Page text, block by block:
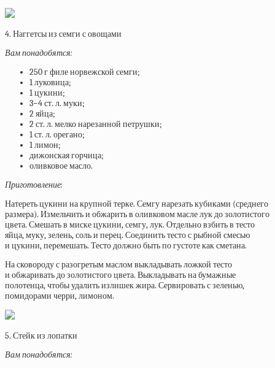
4. Наггетсы из семги с овощами
Вам понадобятся:
250 г филе норвежской семги;
1 луковица;
1 цукини;
3−4 ст. л. муки;
2 яйца;
2 ст. л. мелко нарезанной петрушки;
1 ст. л. орегано;
1 лимон;
дижонская горчица;
оливковое масло.
Приготовление:
Натереть цукини на крупной терке. Семгу нарезать кубиками (среднего
размера). Измельчить и обжарить в оливковом масле лук до золотистого
цвета. Смешать в миске цукини, семгу, лук. Отдельно взбить в тесто
яйца, муку, зелень, соль и перец. Соединить тесто с рыбной смесью
и цукини, перемешать. Тесто должно быть по густоте как сметана.
На сковороду с разогретым маслом выкладывать ложкой тесто
и обжаривать до золотистого цвета. Выкладывать на бумажные
полотенца, чтобы удалить излишек жира. Сервировать с зеленью,
помидорами черри, лимоном.
5. Стейк из лопатки
Вам понадобятся: